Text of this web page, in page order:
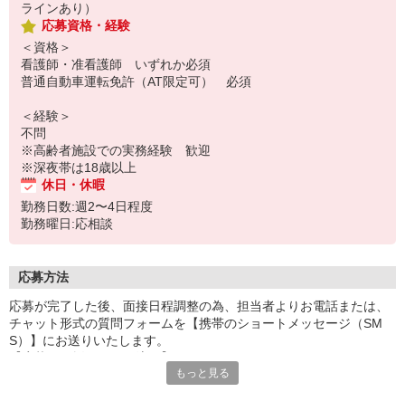
ラインあり）
応募資格・経験
＜資格＞
看護師・准看護師 いずれか必須
普通自動車運転免許（AT限定可） 必須
＜経験＞
不問
※高齢者施設での実務経験 歓迎
※深夜帯は18歳以上
休日・休暇
勤務日数:週2〜4日程度
勤務曜日:応相談
応募方法
応募が完了した後、面接日程調整の為、担当者よりお電話または、
チャット形式の質問フォームを【携帯のショートメッセージ（SM
S）】にお送りいたします。
1.応募…Webもしくはお電話より応募ください。
もっと見る